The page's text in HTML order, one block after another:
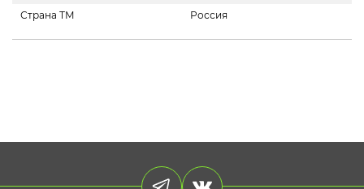
Страна ТМ
Россия